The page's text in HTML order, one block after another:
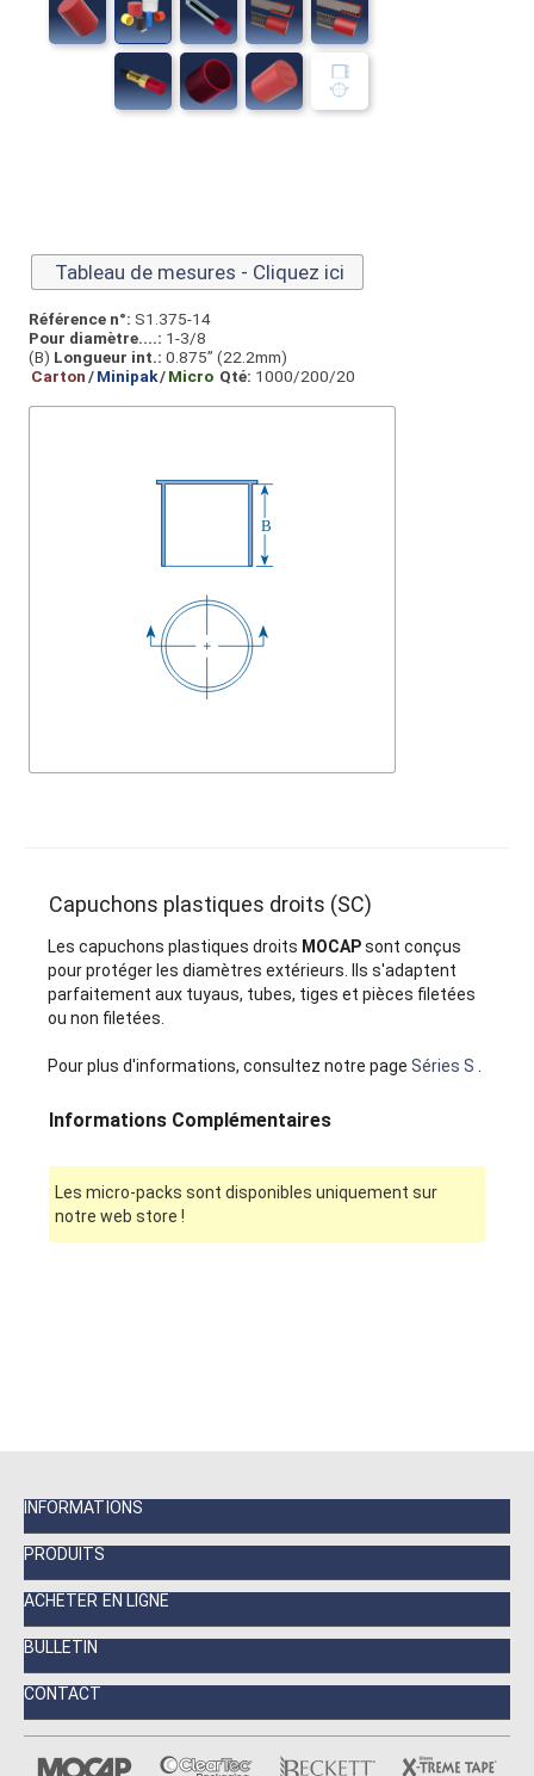
Tableau de mesures - Cliquez ici
Référence n°: S1.375-14
Pour diamètre....: 1-3/8
(B) Longueur int.: 0.875” (22.2mm)
Carton/Minipak/Micro Qté: 1000/200/20
Capuchons plastiques droits (SC)
Les capuchons plastiques droits MOCAPsont conçus
pour protéger les diamètres extérieurs. Ils s'adaptent
parfaitement aux tuyaus, tubes, tiges et pièces filetées
ou non filetées.
Pour plus d'informations, consultez notre pageSéries S
Informations Complémentaires
Les micro-packs sont disponibles uniquement sur
notre web store !
INFORMATIONS
PRODUITS
ACHETER EN LIGNE
BULLETIN
CONTACT